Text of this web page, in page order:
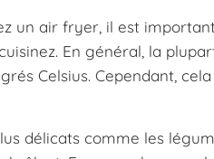
un air fryer, il est
En général, la
Celsius. Cependant,
délicats comme les